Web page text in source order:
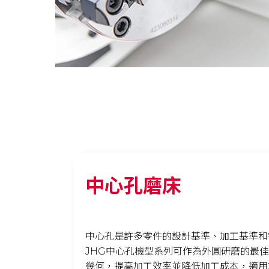
中心孔磨床
中心孔是許多零件的設計基準、加工基準
JHG中心孔機型系列可作為外圓研磨的最
幾何，提高加工效率並降低加工成本，適